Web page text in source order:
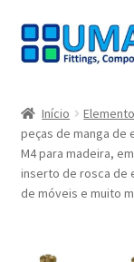
Ir
para
Saltar
para
A minha conta
Caixa registadora
Início
peças de manga de
M4 para madeira,
inserto de rosca de
de móveis e muito